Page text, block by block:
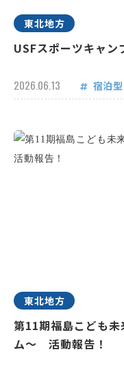
東北地方
USFスポーツキャ
2026.06.13 宿泊型
東北地方
第11期福島こども
ム～ 活動報告！